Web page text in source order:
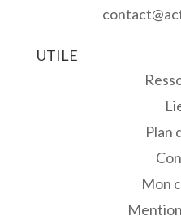
UTILE
Plan
Mon